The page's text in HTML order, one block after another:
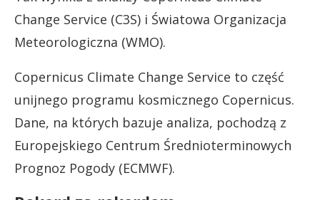
Change Service (C3S) i Światowa Organizacja
Meteorologiczna (WMO).
Copernicus Climate Change Service to część
unijnego programu kosmicznego Copernicus.
Dane, na których bazuje analiza, pochodzą z
Europejskiego Centrum Średnioterminowych
Prognoz Pogody (ECMWF).